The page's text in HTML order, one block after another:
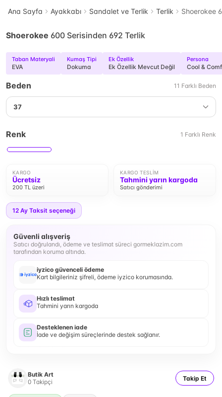
Ana Sayfa Ayakkabı Sandalet ve Terlik Terlik Shoerokee
Shoerokee 600 Serisinden 692 Terlik
Taban Materyali
EVA
Kumaş Tipi
Dokuma
Ek Özellik
Ek Özellik Mevcut Değil
Persona
Cool &
Beden 11 Farklı Beden
37
Renk 1 Farklı Renk
KARGO
Ücretsiz
200 TL üzeri
KARGO TESLIM
Tahmini yarın kargoda
Satıcı gönderimi
12 Ay Taksit seçeneği
Güvenli alışveriş
Satıcı doğrulandı, ödeme ve teslimat süreci gormeklazim.com
tarafından koruma altında.
iyzico güvenceli ödeme
Kart bilgileriniz şifreli, ödeme iyzico korumasında.
Hızlı teslimat
Tahmini yarın kargoda
Desteklenen iade
İade ve değişim süreçlerinde destek sağlanır.
Butik Art
0 Takipçi Takip Et